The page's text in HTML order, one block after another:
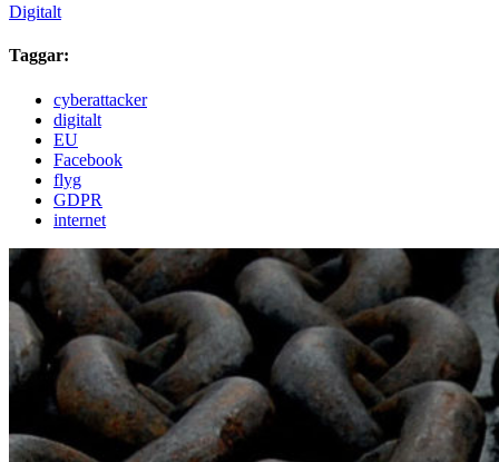
Digitalt
Taggar:
cyberattacker
digitalt
EU
Facebook
flyg
GDPR
internet